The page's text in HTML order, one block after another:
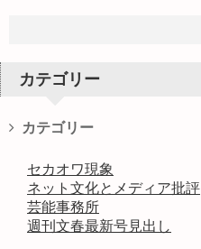
カテゴリー
カテゴリー
セカオワ現象
ネット文化とメディア批評
芸能事務所
週刊文春最新号見出し